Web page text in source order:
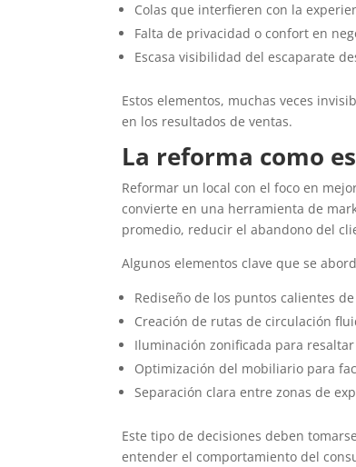
Colas que interfieren con la
Falta de privacidad o confort en
Escasa visibilidad del escaparate
Estos elementos, muchas veces
en los resultados de ventas.
La reforma como
Reformar un local con el foco en
convierte en una herramienta de
promedio, reducir el abandono del
Algunos elementos clave que se
Rediseño de los puntos calientes
Creación de rutas de circulación
Iluminación zonificada para resaltar
Optimización del mobiliario para
Separación clara entre zonas de
Este tipo de decisiones deben
entender el comportamiento del